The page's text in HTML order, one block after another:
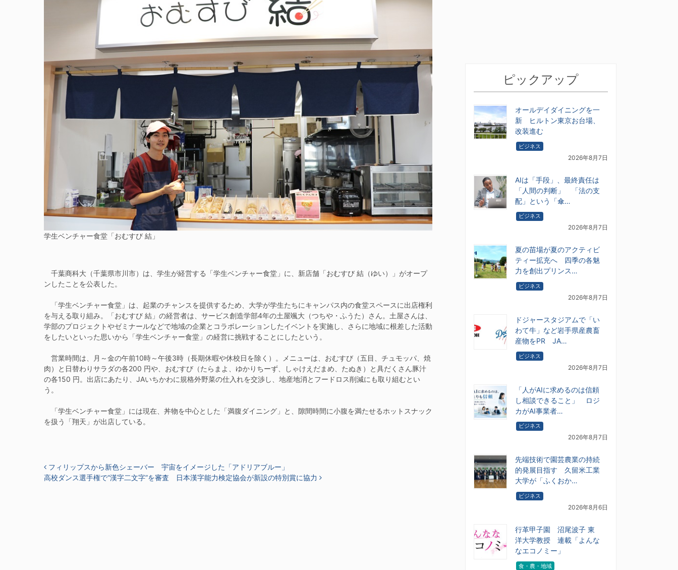
学生ベンチャー食堂「おむすび 結」
千葉商科大（千葉県市川市）は、学生が経営する「学生ベンチャー食堂」に、新店舗「おむすび 結（ゆい）」がオープ
ンしたことを公表した。
「学生ベンチャー食堂」は、起業のチャンスを提供するため、大学が学生たちにキャンパス内の食堂スペースに出店権利
を与える取り組み。「おむすび 結」の経営者は、サービス創造学部4年の土屋颯大（つちや・ふうた）さん。土屋さんは、
学部のプロジェクトやゼミナールなどで地域の企業とコラボレーションしたイベントを実施し、さらに地域に根差した活動
をしたいといった思いから「学生ベンチャー食堂」の経営に挑戦することにしたという。
営業時間は、月～金の午前10時～午後3時（長期休暇や休校日を除く）。メニューは、おむすび（五目、チュモッパ、焼
肉）と日替わりサラダの各200 円や、おむすび（たらまよ、ゆかりちーず、しゃけえだまめ、たぬき）と具だくさん豚汁
の各150 円。出店にあたり、JAいちかわに規格外野菜の仕入れを交渉し、地産地消とフードロス削減にも取り組むとい
う。
「学生ベンチャー食堂」には現在、丼物を中心とした「満腹ダイニング」と、隙間時間に小腹を満たせるホットスナック
を扱う「翔天」が出店している。
投稿ナビゲーション
フィリップスから新色シェーバー 宇宙をイメージした「アドリアブルー」
高校ダンス選手権で“漢字二文字”を審査 日本漢字能力検定協会が新設の特別賞に協力
ピックアップ
オールデイダイニングを一
新 ヒルトン東京お台場、
改装進む
ビジネス
2026年8月7日
AIは「手段」、最終責任は
「人間の判断」 「法の支
配」という「傘…
ビジネス
2026年8月7日
夏の苗場が夏のアクティビ
ティー拡充へ 四季の各魅
力を創出プリンス…
ビジネス
2026年8月7日
ドジャースタジアムで「い
わて牛」など岩手県産農畜
産物をPR JA…
ビジネス
2026年8月7日
「人がAIに求めるのは信頼
し相談できること」 ロジ
カがAI事業者…
ビジネス
2026年8月7日
先端技術で園芸農業の持続
的発展目指す 久留米工業
大学が「ふくおか…
ビジネス
2026年8月6日
行革甲子園 沼尾波子 東
洋大学教授 連載「よんな
なエコノミー」
食・農・地域